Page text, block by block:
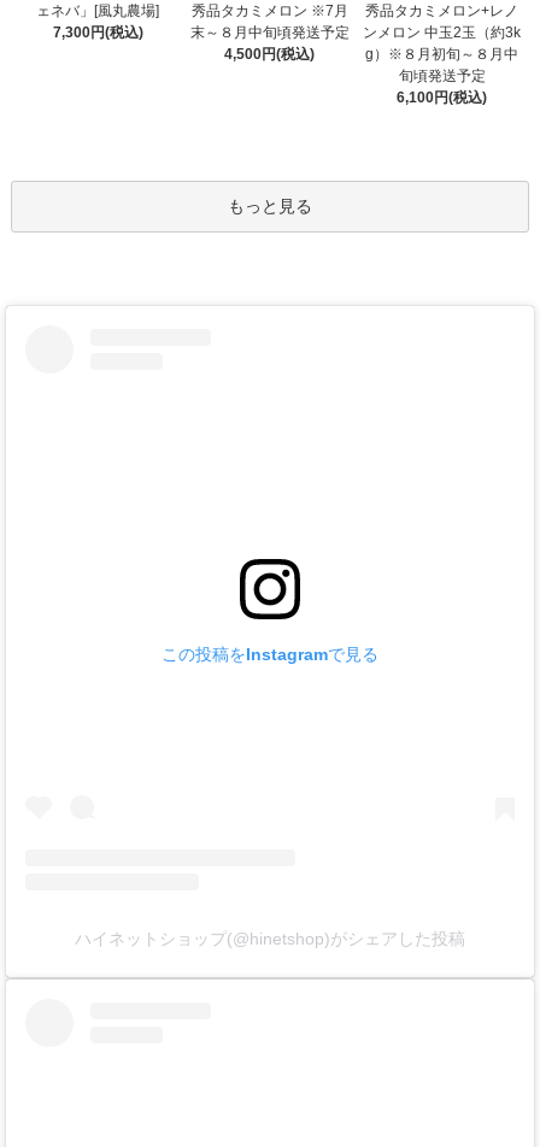
ェネバ」[風丸農場]
7,300円(税込)
秀品タカミメロン ※7月
末～８月中旬頃発送予定
4,500円(税込)
秀品タカミメロン+レノ
ンメロン 中玉2玉（約3k
g）※８月初旬～８月中
旬頃発送予定
6,100円(税込)
もっと見る
この投稿をInstagramで見る
ハイネットショップ(@hinetshop)がシェアした投稿